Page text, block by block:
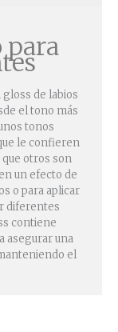
de labios
el tono más
tonos
le confieren
otros son
un efecto de
o para aplicar
diferentes
contiene
asegurar una
el